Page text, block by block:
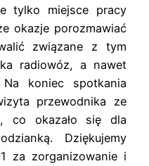
tylko miejsce pracy
okazje porozmawiać
związane z tym
radiowóz, a nawet
koniec spotkania
przewodnika ze
co okazało się dla
Dziękujemy
za zorganizowanie i